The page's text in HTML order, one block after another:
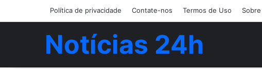
Política de privacidade Contate-nos Termos de Uso
Notícias 24h